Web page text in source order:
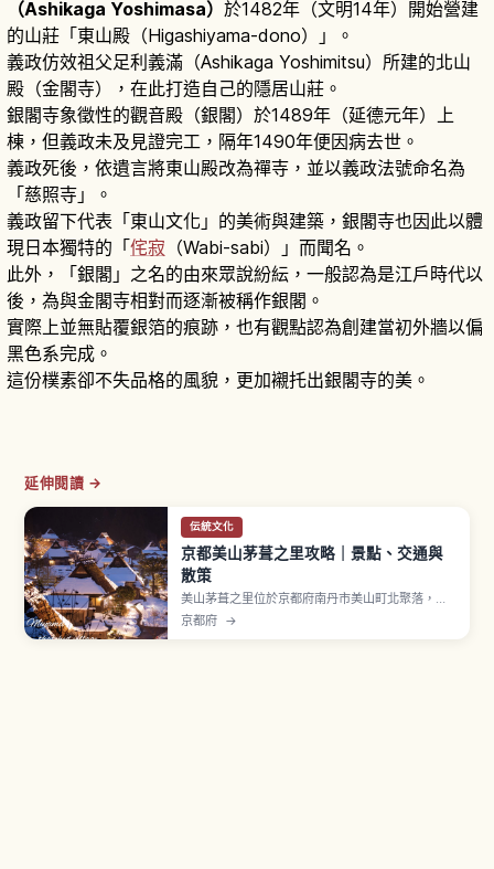
（Ashikaga Yoshimasa） 於1482年（文明14年）開始營建
的山莊「東山殿（Higashiyama-dono）」。
義政仿效祖父足利義滿（Ashikaga Yoshimitsu）所建的北山
殿（金閣寺），在此打造自己的隱居山莊。
銀閣寺象徵性的觀音殿（銀閣）於1489年（延德元年）上
棟，但義政未及見證完工，隔年1490年便因病去世。
義政死後，依遺言將東山殿改為禪寺，並以義政法號命名為
「慈照寺」。
義政留下代表「東山文化」的美術與建築，銀閣寺也因此以體
現日本獨特的「侘寂 （Wabi-sabi）」而聞名。
此外，「銀閣」之名的由來眾說紛紜，一般認為是江戶時代以
後，為與金閣寺相對而逐漸被稱作銀閣。
實際上並無貼覆銀箔的痕跡，也有觀點認為創建當初外牆以偏
黑色系完成。
這份樸素卻不失品格的風貌，更加襯托出銀閣寺的美。
延伸閱讀 →
伝統文化
京都美山茅葺之里攻略｜景點、交通與
散策
美山茅葺之里位於京都府南丹市美山町北聚落，約
有50戶其中39棟為茅葺屋頂民宅。現存最古老的建
物相傳建於江戶時代中期，屬「北山型民家」入母
京都府 →